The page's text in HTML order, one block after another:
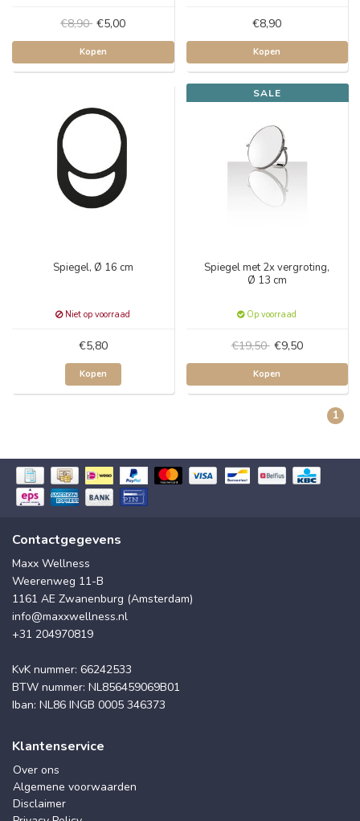
€8,90 €5,00
Kopen
€8,90
Kopen
Spiegel, Ø 16 cm
Niet op voorraad
€5,80
Kopen
SALE
Spiegel met 2x vergroting,
Ø 13 cm
Op voorraad
€19,50 €9,50
Kopen
1
Contactgegevens
Maxx Wellness
Weerenweg 11-B
1161 AE Zwanenburg (Amsterdam)
info@maxxwellness.nl
+31 204970819
KvK nummer: 66242533
BTW nummer: NL856459069B01
Iban: NL86 INGB 0005 346373
Klantenservice
Over ons
Algemene voorwaarden
Disclaimer